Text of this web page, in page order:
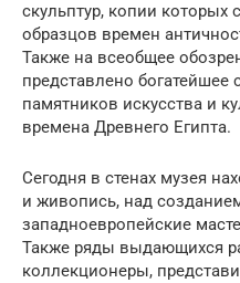
скульптур, копии которых
образцов времен
Также на всеобщее
представлено богатейшее
памятников искусства и
времена Древнего Египта.
Сегодня в стенах музея
и живопись, над
западноевропейские
Также ряды выдающихся
коллекционеры,